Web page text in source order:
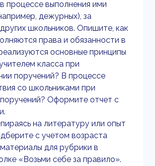
процессе выполнения ими
дежурных), за
школьников. Опишите, как
права и обязанности в
основные принципы
класса при
поручений? В процессе
со школьниками при
Оформите отчет с
на литературу или опыт
с учетом возраста
для рубрики в
«Возьми себе за правило».